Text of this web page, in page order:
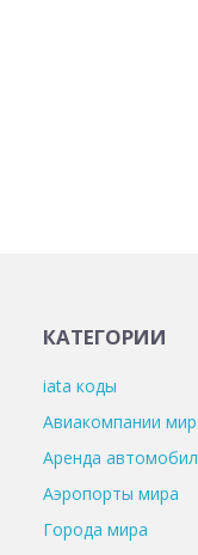
КАТЕГОРИИ
iata коды
Авиакомпании
Аренда
Аэропорты мира
Города мира